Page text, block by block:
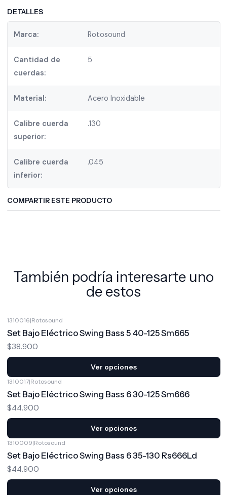
DETALLES
Marca: Rotosound
Cantidad de
cuerdas:
5
Material: Acero Inoxidable
Calibre cuerda
superior:
.130
Calibre cuerda
inferior:
.045
COMPARTIR ESTE PRODUCTO
También podría interesarte uno
de estos
1310016|Rotosound
Set Bajo Eléctrico Swing Bass 5 40-125 Sm665
$38.900
Ver opciones
1310017|Rotosound
Set Bajo Eléctrico Swing Bass 6 30-125 Sm666
$44.900
Ver opciones
1310009|Rotosound
Set Bajo Eléctrico Swing Bass 6 35-130 Rs666Ld
$44.900
Ver opciones